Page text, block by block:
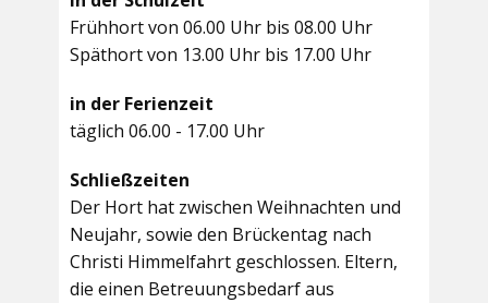
Frühhort von 06.00 Uhr bis 08.00 Uhr
Späthort von 13.00 Uhr bis 17.00 Uhr
in der Ferienzeit
täglich 06.00 - 17.00 Uhr
Schließzeiten
Der Hort hat zwischen Weihnachten und
Neujahr, sowie den Brückentag nach
Christi Himmelfahrt geschlossen. Eltern,
die einen Betreuungsbedarf aus